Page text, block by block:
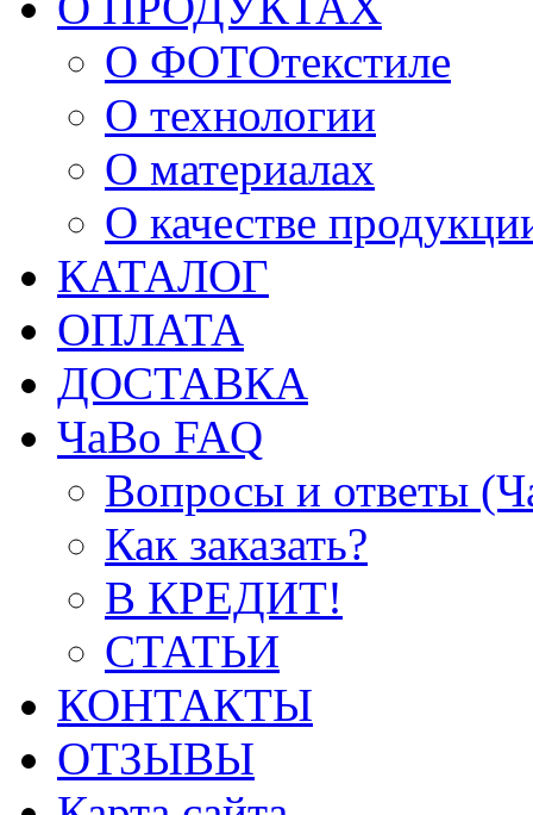
О ФОТОтекстиле
О технологии
О материалах
О качестве
КАТАЛОГ
ОПЛАТА
ДОСТАВКА
ЧаВо FAQ
Вопросы и ответы
Как заказать?
В КРЕДИТ!
СТАТЬИ
КОНТАКТЫ
ОТЗЫВЫ